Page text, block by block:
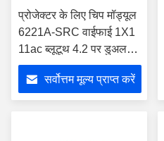
प्रोजेक्टर के लिए चिप मॉड्यूल
6221A-SRC वाईफाई 1X1
11ac ब्लूटूथ 4.2 पर डुअल
बैंड सिस्टम
सर्वोत्तम मूल्य प्राप्त करें